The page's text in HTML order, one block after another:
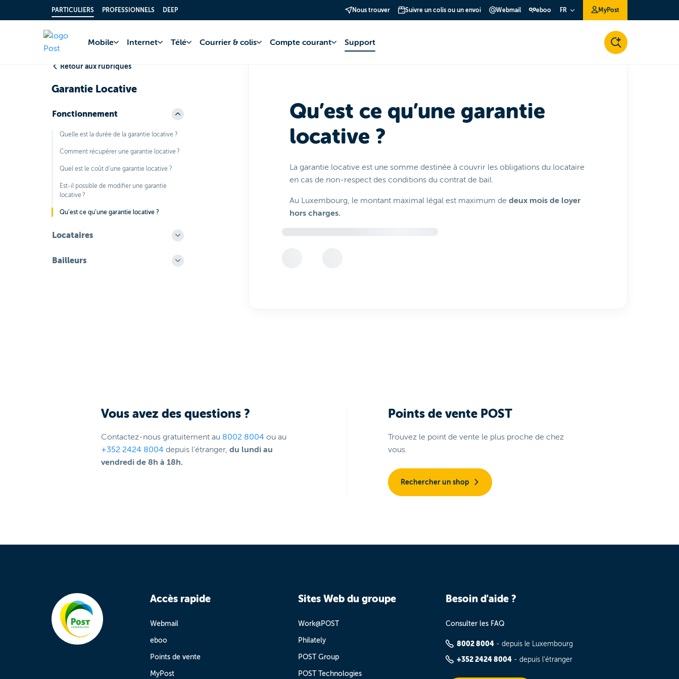
PARTICULIERS PROFESSIONNELS DEEP Nous trouver Suivre un colis ou un envoi Webmail eboo FR MyPost
Mobile Internet Télé Courrier & colis Compte courant Support
Retour aux rubriques
Garantie Locative
Fonctionnement
Quelle est la durée de la garantie locative ?
Comment récupérer une garantie locative ?
Quel est le coût d’une garantie locative ?
Est-il possible de modifier une garantie
locative ?
Qu’est ce qu’une garantie locative ?
Locataires
Bailleurs
Qu’est ce qu’une garantie
locative ?
La garantie locative est une somme destinée à couvrir les obligations du locataire
en cas de non-respect des conditions du contrat de bail.
Au Luxembourg, le montant maximal légal est maximum de deux mois de loyer
hors charges.
Vous avez des questions ?
Contactez-nous gratuitement au 8002 8004 ou au
+352 2424 8004 depuis l'étranger, du lundi au
vendredi de 8h à 18h.
Points de vente POST
Trouvez le point de vente le plus proche de chez
vous.
Rechercher un shop
Accès rapide
Webmail
eboo
Points de vente
MyPost
Sites Web du groupe
Work@POST
Philately
POST Group
POST Technologies
Besoin d'aide ?
Consulter les FAQ
8002 8004 - depuis le Luxembourg
+352 2424 8004 - depuis l'étranger